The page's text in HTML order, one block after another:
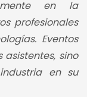
en la
profesionales
Eventos
sino
en su